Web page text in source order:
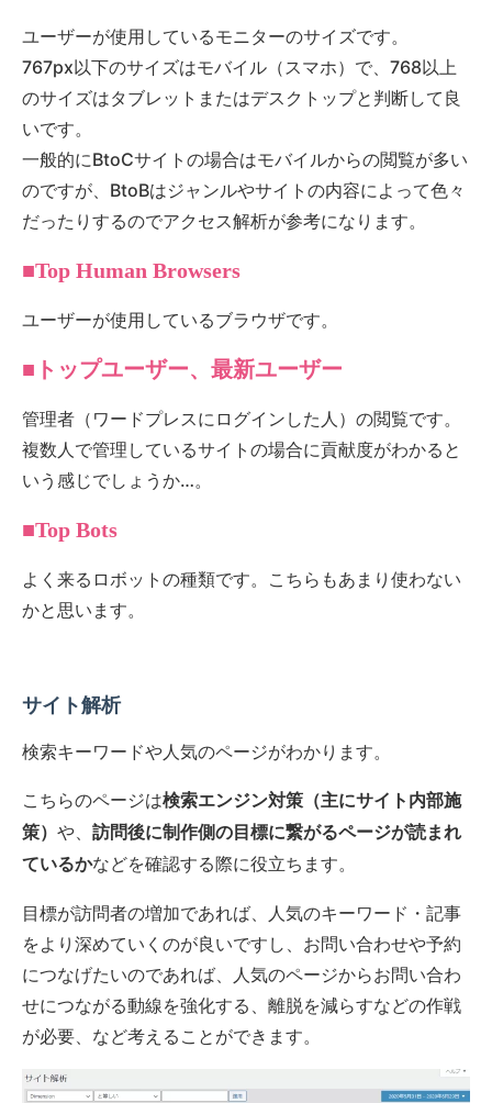
ユーザーが使用しているモニターのサイズです。
767px以下のサイズはモバイル（スマホ）で、768以上
のサイズはタブレットまたはデスクトップと判断して良
いです。
一般的にBtoCサイトの場合はモバイルからの閲覧が多い
のですが、BtoBはジャンルやサイトの内容によって色々
だったりするのでアクセス解析が参考になります。
■Top Human Browsers
ユーザーが使用しているブラウザです。
■トップユーザー、最新ユーザー
管理者（ワードプレスにログインした人）の閲覧です。
複数人で管理しているサイトの場合に貢献度がわかると
いう感じでしょうか…。
■Top Bots
よく来るロボットの種類です。こちらもあまり使わない
かと思います。
サイト解析
検索キーワードや人気のページがわかります。
こちらのページは検索エンジン対策（主にサイト内部施
策） や、 訪問後に制作側の目標に繋がるページが読まれ
ているかなどを確認する際に役立ちます。
目標が訪問者の増加であれば、人気のキーワード・記事
をより深めていくのが良いですし、お問い合わせや予約
につなげたいのであれば、人気のページからお問い合わ
せにつながる動線を強化する、離脱を減らすなどの作戦
が必要、など考えることができます。